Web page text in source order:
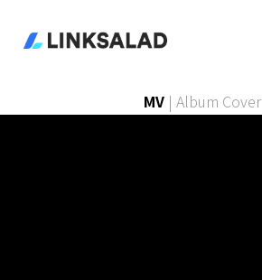
MV | Album Cover